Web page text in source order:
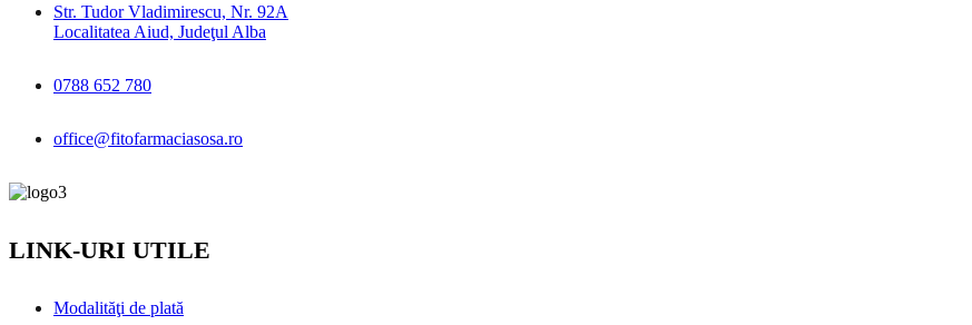
Str. Tudor Vladimirescu, Nr. 92A
Localitatea Aiud, Judeţul Alba
0788 652 780
office@fitofarmaciasosa.ro
LINK-URI UTILE
Modalităţi de plată